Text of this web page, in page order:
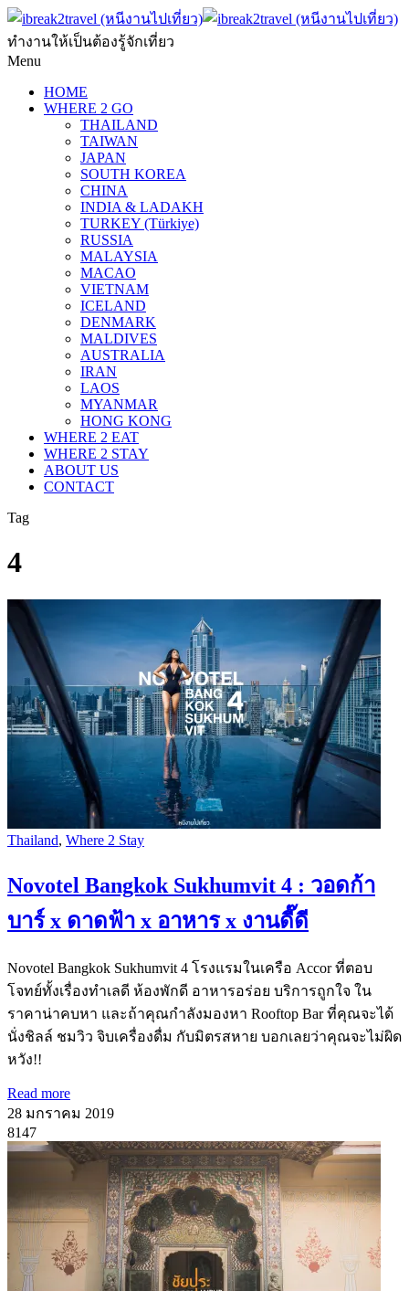
ทำงานให้เป็นต้องรู้จักเที่ยว
Menu
HOME
WHERE 2 GO
THAILAND
TAIWAN
JAPAN
SOUTH KOREA
CHINA
INDIA & LADAKH
TURKEY (Türkiye)
RUSSIA
MALAYSIA
MACAO
VIETNAM
ICELAND
DENMARK
MALDIVES
AUSTRALIA
IRAN
LAOS
MYANMAR
HONG KONG
WHERE 2 EAT
WHERE 2 STAY
ABOUT US
CONTACT
Tag
4
Thailand, Where 2 Stay
Novotel Bangkok Sukhumvit 4 : วอดก้า
บาร์ x ดาดฟ้า x อาหาร x งานดี๊ดี
Novotel Bangkok Sukhumvit 4 โรงแรมในเครือ Accor ที่ตอบ
โจทย์ทั้งเรื่องทำเลดี ห้องพักดี อาหารอร่อย บริการถูกใจ ใน
ราคาน่าคบหา และถ้าคุณกำลังมองหา Rooftop Bar ที่คุณจะได้
นั่งชิลล์ ชมวิว จิบเครื่องดื่ม กับมิตรสหาย บอกเลยว่าคุณจะไม่ผิด
หวัง!!
Read more
28 มกราคม 2019
8147